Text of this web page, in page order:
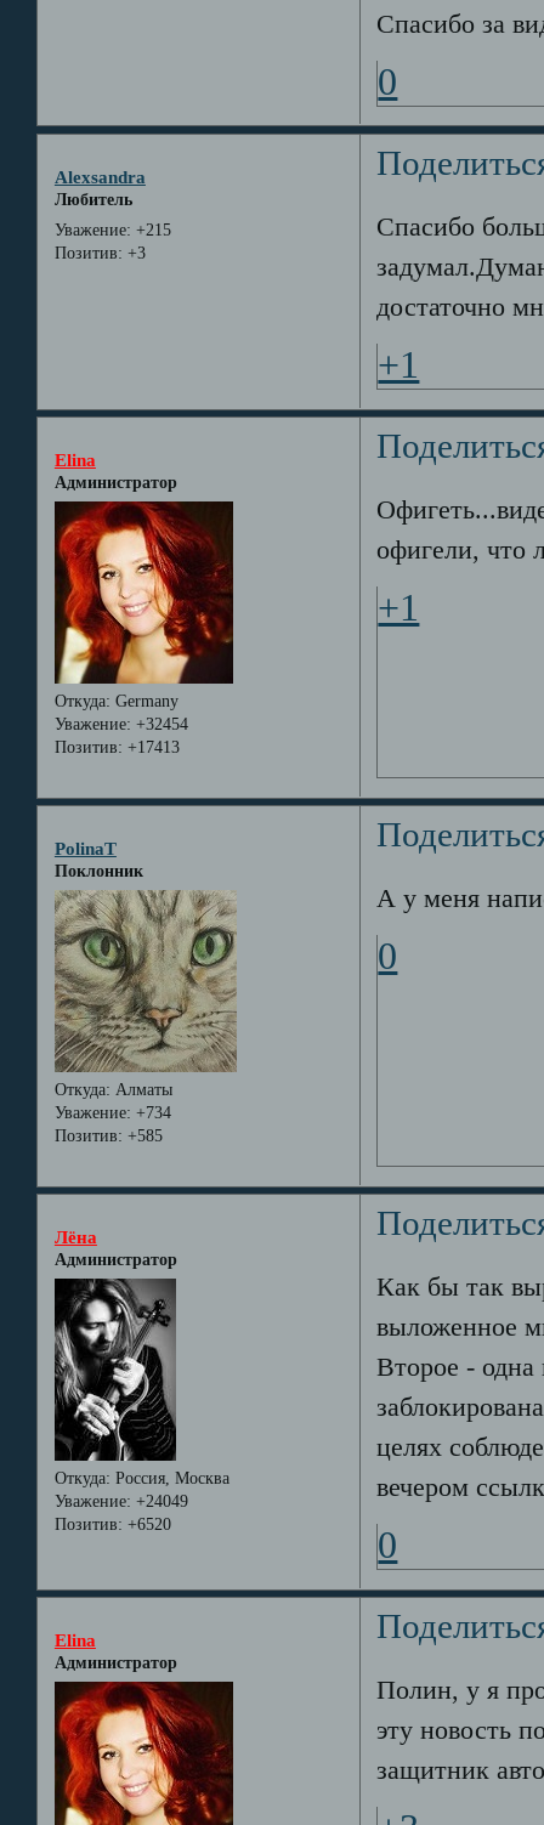
Спасибо за
0
Alexsandra
Любитель
Уважение: +215
Позитив: +3
Спасибо
достаточно
+1
Elina
Администратор
Откуда: Germany
Уважение: +32454
Позитив: +17413
офигели,
+1
PolinaT
Поклонник
Откуда: Алматы
Уважение: +734
Позитив: +585
А у меня
0
Лёна
Администратор
Откуда: Россия, Москва
Уважение: +24049
Позитив: +6520
Как бы так
выложенное
Второе - одна
целях
вечером
0
Elina
Администратор
Полин, у я
эту новость
защитник